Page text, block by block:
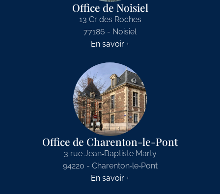
Office de Noisiel
13 Cr des Roches
77186 - Noisiel
En savoir +
Office de Charenton-le-Pont
3 rue Jean‑Baptiste Marty
94220 - Charenton‑le‑Pont
En savoir +